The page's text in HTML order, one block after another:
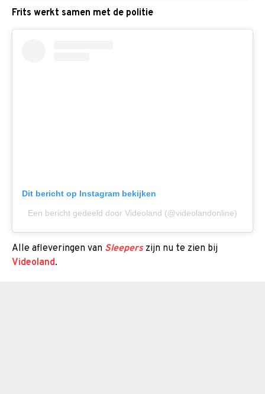
Frits werkt samen met de politie
Dit bericht op Instagram bekijken
Een bericht gedeeld door Videoland (@videolandonline)
Alle afleveringen van Sleeperszijn nu te zien bij
Videoland.